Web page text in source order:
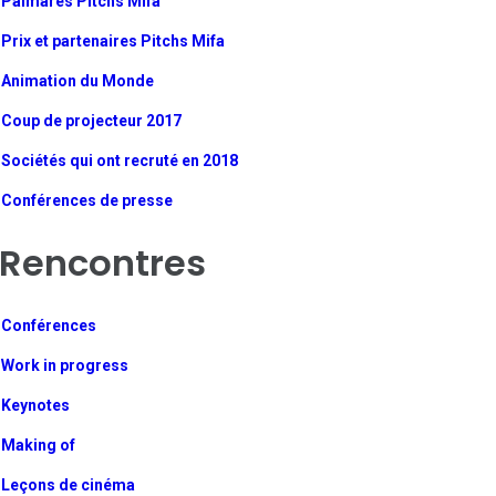
Prix et partenaires Pitchs Mifa
Animation du Monde
Coup de projecteur 2017
Sociétés qui ont recruté en 2018
Conférences de presse
Rencontres
Conférences
Work in progress
Keynotes
Making of
Leçons de cinéma